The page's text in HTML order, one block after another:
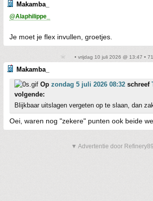
Makamba_
@Alaphilippe_
Je moet je flex invullen, groetjes.
• vrijdag 10 juli 2026 @ 13:47 • 71
Makamba_
Op zondag 5 juli 2026 08:32 schreef
volgende:
Blijkbaar uitslagen vergeten op te slaan, dan
Oei, waren nog "zekere" punten ook beide
▼ Advertentie door Refinery89